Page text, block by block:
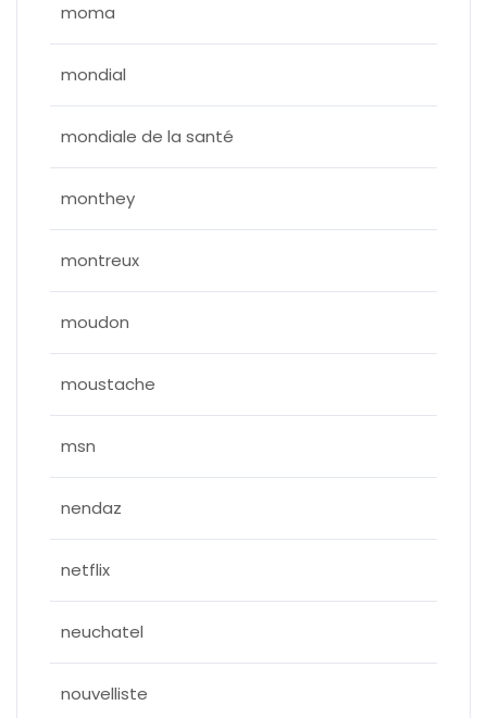
moma
mondial
mondiale de la santé
monthey
montreux
moudon
moustache
msn
nendaz
netflix
neuchatel
nouvelliste